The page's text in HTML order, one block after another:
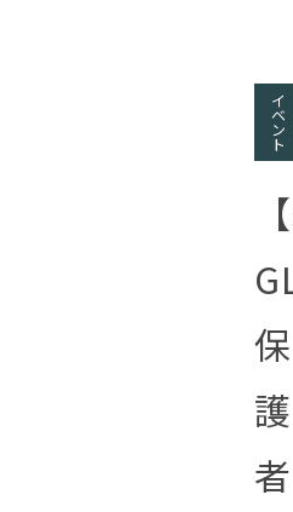
イ
ベ
ン
ト
保
護
者